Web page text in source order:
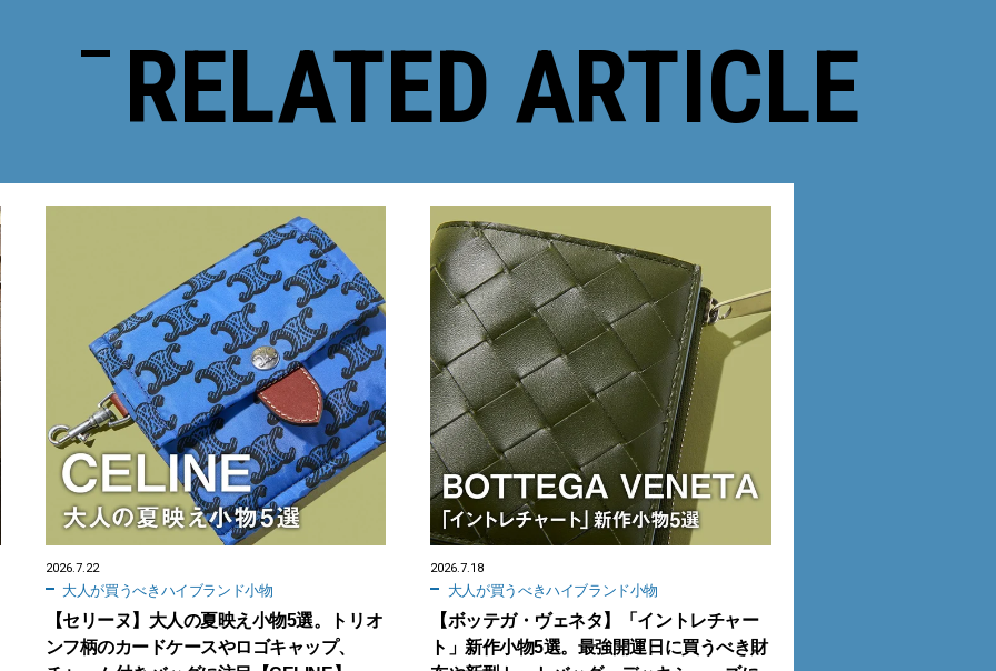
RELATED ARTICLE
2026.7.22
大人が買うべきハイブランド小物
【セリーヌ】大人の夏映え小物5選。トリオ
ンフ柄のカードケースやロゴキャップ、
2026.7.18
大人が買うべきハイブランド小物
【ボッテガ・ヴェネタ】「イントレチャー
ト」新作小物5選。最強開運日に買うべき財